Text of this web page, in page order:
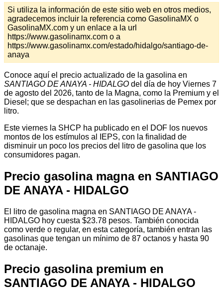
Si utiliza la información de este sitio web en otros medios,
agradecemos incluir la referencia como GasolinaMX o
GasolinaMX.com y un enlace a la url
https://www.gasolinamx.com o a
https://www.gasolinamx.com/estado/hidalgo/santiago-de-
anaya
Conoce aquí el precio actualizado de la gasolina en
SANTIAGO DE ANAYA - HIDALGO del día de hoy Viernes 7
de agosto del 2026, tanto de la Magna, como la Premium y el
Diesel; que se despachan en las gasolinerias de Pemex por
litro.
Este viernes la SHCP ha publicado en el DOF los nuevos
montos de los estímulos al IEPS, con la finalidad de
disminuir un poco los precios del litro de gasolina que los
consumidores pagan.
Precio gasolina magna en SANTIAGO
DE ANAYA - HIDALGO
El litro de gasolina magna en SANTIAGO DE ANAYA -
HIDALGO hoy cuesta $23.78 pesos. También conocida
como verde o regular, en esta categoría, también entran las
gasolinas que tengan un mínimo de 87 octanos y hasta 90
de octanaje.
Precio gasolina premium en
SANTIAGO DE ANAYA - HIDALGO